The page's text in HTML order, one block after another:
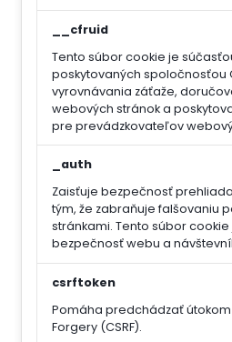
__cfruid
Tento súbor cookie je
poskytovaných spoločnosťou
vyrovnávania záťaže,
webových stránok a
pre prevádzkovateľov
_auth
Zaisťuje bezpečnosť
tým, že zabraňuje falšovaniu
stránkami. Tento súbor
bezpečnosť webu a
csrftoken
Pomáha predchádzať
Forgery (CSRF).